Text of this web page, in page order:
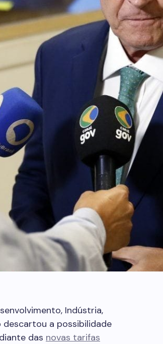
Indústria,
descartou a possibilidade
diante das novas tarifas